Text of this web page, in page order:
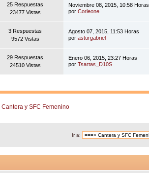
25 Respuestas
23477 Vistas
Noviembre 08, 2015, 10:58 Horas
porCorleone
3 Respuestas
9572 Vistas
Agosto 07, 2015, 11:53 Horas
porasturgabriel
29 Respuestas
24510 Vistas
Enero 06, 2015, 23:27 Horas
porTsartas_D10S
Cantera y SFC Femenino
Ir a: